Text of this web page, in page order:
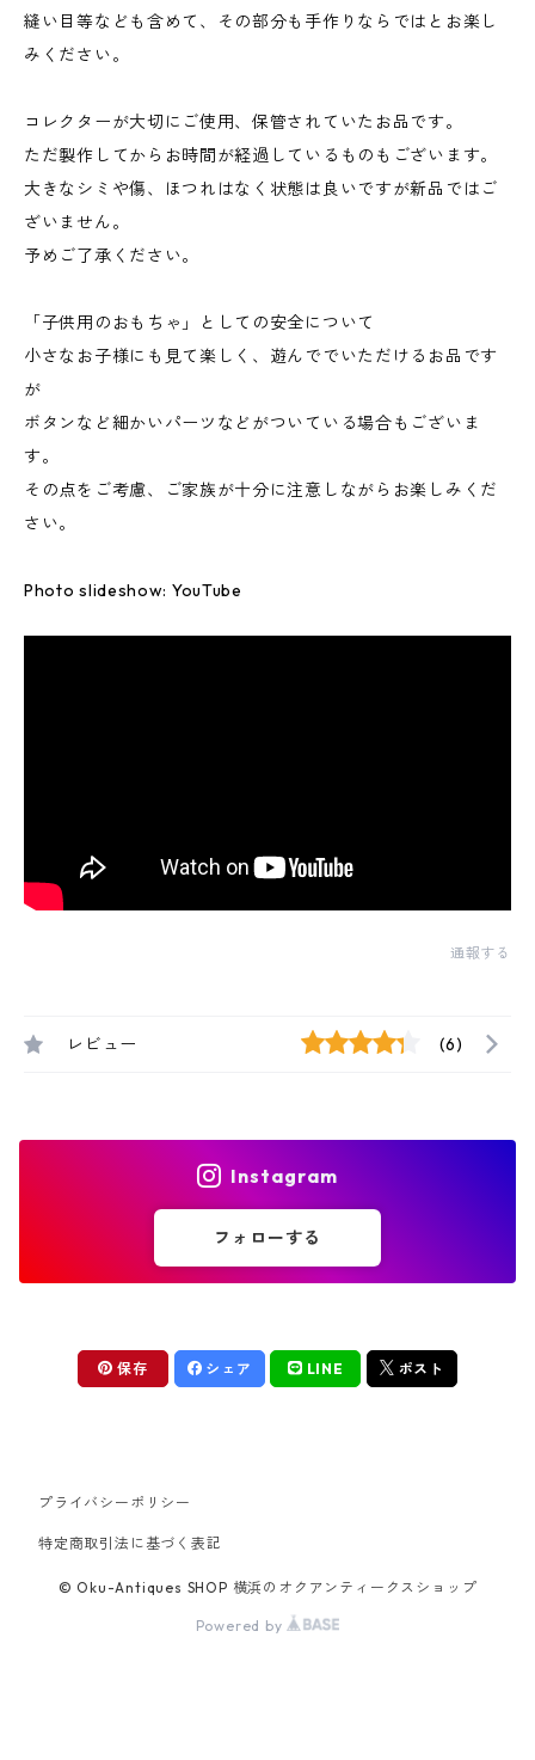
縫い目等なども含めて、その部分も手作りならではとお楽し
みください。
コレクターが大切にご使用、保管されていたお品です。
ただ製作してからお時間が経過しているものもございます。
大きなシミや傷、ほつれはなく状態は良いですが新品ではご
ざいません。
予めご了承ください。
「子供用のおもちゃ」としての安全について
小さなお子様にも見て楽しく、遊んででいただけるお品です
が
ボタンなど細かいパーツなどがついている場合もございま
す。
その点をご考慮、ご家族が十分に注意しながらお楽しみくだ
さい。
Photo slideshow: YouTube
通報する
レビュー (6)
Instagram
フォローする
保存 シェア LINE ポスト
プライバシーポリシー
特定商取引法に基づく表記
© Oku-Antiques SHOP 横浜のオクアンティークスショップ
Powered by